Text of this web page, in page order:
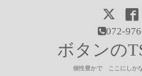
072-
ボタンの
個性豊かで ここにしか